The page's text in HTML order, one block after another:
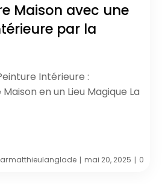
Maison avec une
par la
Intérieure :
en un Lieu Magique La
matthieulanglade | mai 20, 2025 | 0